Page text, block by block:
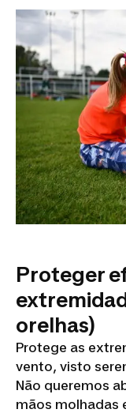
Proteger
orelhas)
Protege as
vento, visto
Não queremos
mãos molhadas